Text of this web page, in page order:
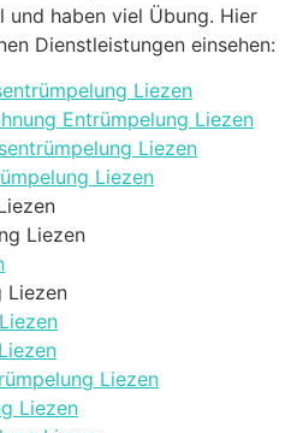
haben viel Übung. Hier
Dienstleistungen einsehen:
Liezen
Entrümpelung Liezen
Liezen
Liezen
Liezen
Liezen
Liezen
Liezen